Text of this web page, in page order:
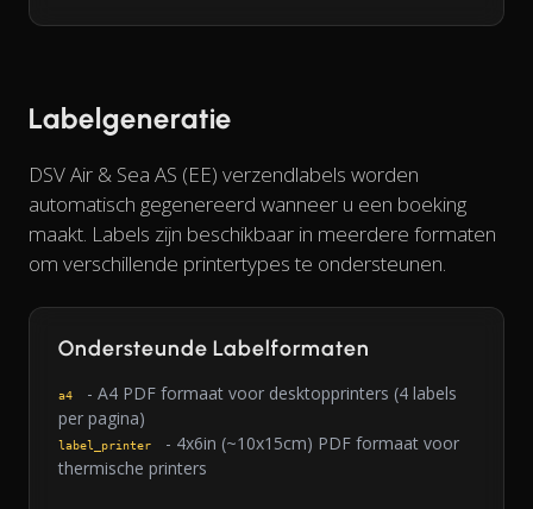
Labelgeneratie
DSV Air & Sea AS (EE) verzendlabels worden
automatisch gegenereerd wanneer u een boeking
maakt. Labels zijn beschikbaar in meerdere formaten
om verschillende printertypes te ondersteunen.
Ondersteunde Labelformaten
a4
- A4 PDF formaat voor desktopprinters (4 labels
per pagina)
label_printer
- 4x6in (~10x15cm) PDF formaat voor
thermische printers